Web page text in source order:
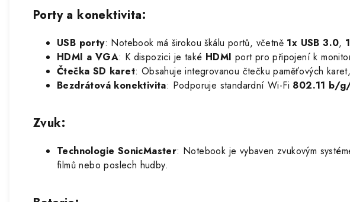
Porty a konektivita:
USB porty: Notebook má širokou škálu portů, včetně 1x USB 3.0,
HDMI a VGA: K dispozici je také HDMI port pro připojení k
Čtečka SD karet: Obsahuje integrovanou čtečku paměťových
Bezdrátová konektivita: Podporuje standardní Wi-Fi 802.11 b/
Zvuk:
Technologie SonicMaster: Notebook je vybaven zvukovým
filmů nebo poslech hudby.